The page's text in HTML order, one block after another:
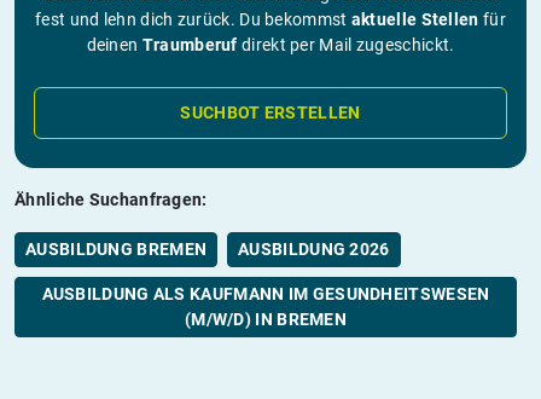
fest und lehn dich zurück. Du bekommst aktuelle Stellen für
deinen Traumberuf direkt per Mail zugeschickt.
SUCHBOT ERSTELLEN
Ähnliche Suchanfragen:
AUSBILDUNG BREMEN AUSBILDUNG 2026
AUSBILDUNG ALS KAUFMANN IM GESUNDHEITSWESEN
(M/W/D) IN BREMEN